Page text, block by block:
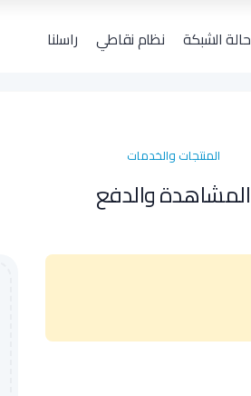
حالة الشبكة نظام نقاطي راسلنا
المنتجات والخدمات
المشاهدة والدفع